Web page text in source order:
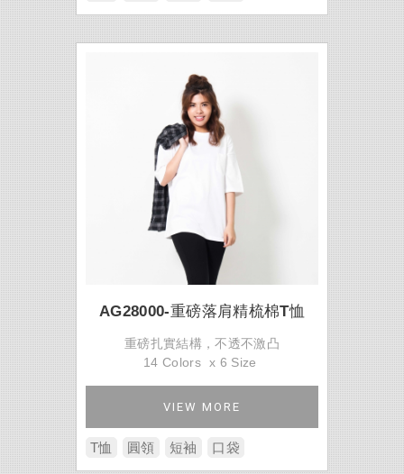
AG28000-重磅落肩精梳棉T恤
重磅扎實結構，不透不激凸
14 Colors x 6 Size
VIEW MORE
T恤 圓領 短袖 口袋